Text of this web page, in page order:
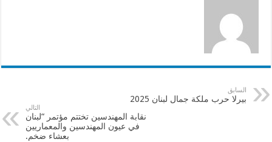
السابق
بيرلا حرب ملكة جمال لبنان 2025
التالي
​ نقابة المهندسين تختتم مؤتمر “لبنان
في عيون المهندسين والمعماريين
بعشاء ضخم.